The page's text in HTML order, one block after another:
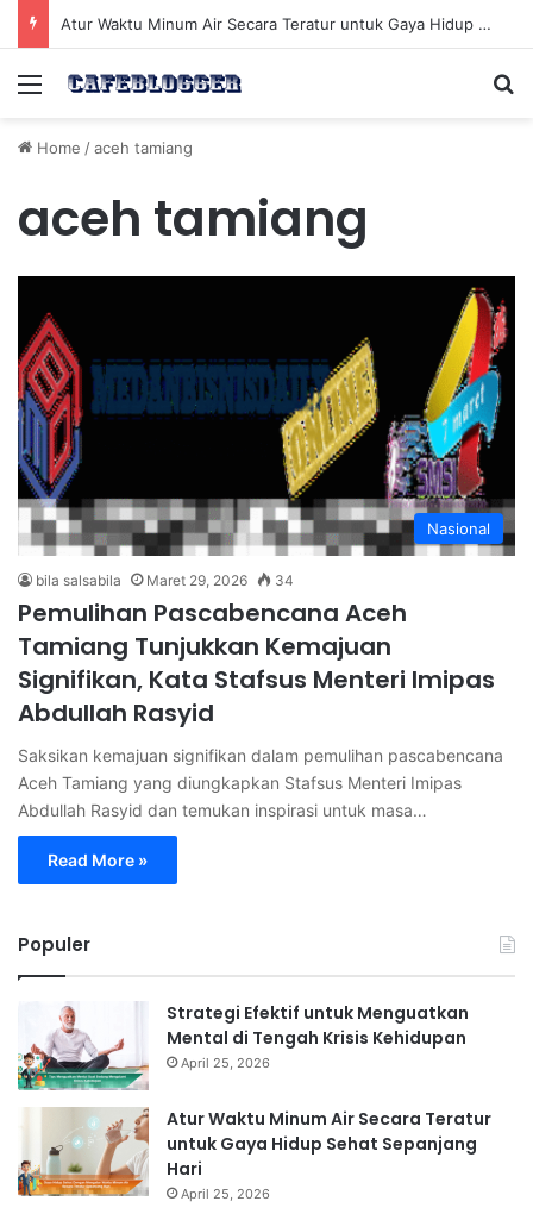
Atur Waktu Minum Air Secara Teratur untuk Gaya Hidup Sehat Sepanjang Hari
Menu
Home /aceh tamiang
aceh tamiang
Nasional
bila salsabila Maret 29, 2026 34
Pemulihan Pascabencana Aceh
Tamiang Tunjukkan Kemajuan
Signifikan, Kata Stafsus Menteri Imipas
Abdullah Rasyid
Saksikan kemajuan signifikan dalam pemulihan pascabencana
Aceh Tamiang yang diungkapkan Stafsus Menteri Imipas
Abdullah Rasyid dan temukan inspirasi untuk masa…
Read More »
Populer
Strategi Efektif untuk Menguatkan
Mental di Tengah Krisis Kehidupan
April 25, 2026
Atur Waktu Minum Air Secara Teratur
untuk Gaya Hidup Sehat Sepanjang
Hari
April 25, 2026